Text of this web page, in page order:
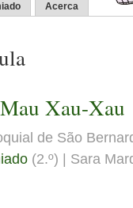
Acerca
Xau-Xau
de São
(2.º) | Sara